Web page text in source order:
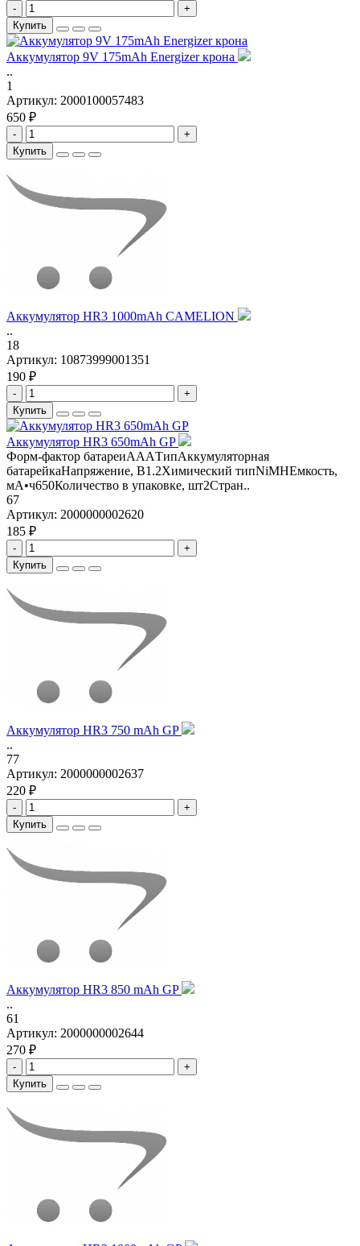
-
+
Купить
Аккумулятор 9V 175mAh Energizer крона
..
1
Артикул: 2000100057483
650 ₽
-
+
Купить
Аккумулятор HR3 1000mAh CAMELION
..
18
Артикул: 10873999001351
190 ₽
-
+
Купить
Аккумулятор HR3 650mAh GP
Форм-фактор батареиAAAТипАккумуляторная
батарейкаНапряжение, В1.2Химический типNiMHЕмкость,
мА•ч650Количество в упаковке, шт2Стран..
67
Артикул: 2000000002620
185 ₽
-
+
Купить
Аккумулятор HR3 750 mAh GP
..
77
Артикул: 2000000002637
220 ₽
-
+
Купить
Аккумулятор HR3 850 mAh GP
..
61
Артикул: 2000000002644
270 ₽
-
+
Купить